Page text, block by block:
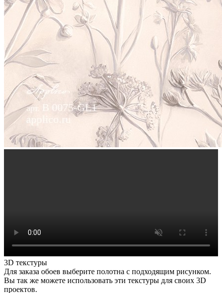
3D текстуры
Для заказа обоев выберите полотна с подходящим рисунком.
Вы так же можете использовать эти текстуры для своих 3D
проектов.